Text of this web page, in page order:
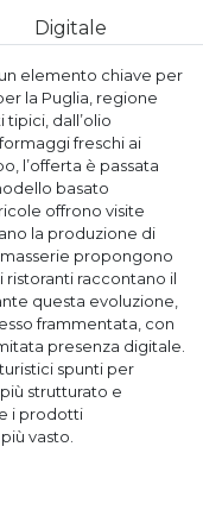
Digitale
elemento chiave per
la Puglia, regione
dall’olio
freschi ai
l’offerta è passata
basato
offrono visite
la produzione di
propongono
raccontano il
questa evoluzione,
frammentata, con
presenza digitale.
spunti per
strutturato e
i prodotti
vasto.